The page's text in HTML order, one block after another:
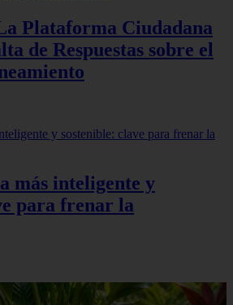
Plataforma Ciudadana
de Respuestas sobre el
más inteligente y
para frenar la